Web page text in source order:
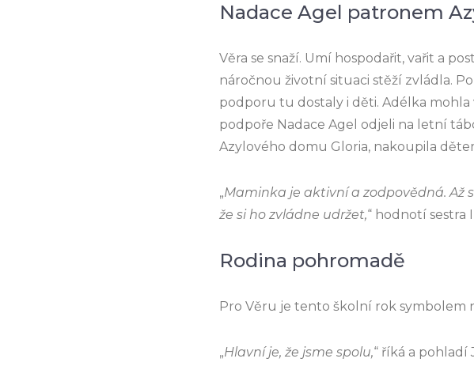
Nadace Agel patronem
Věra se snaží. Umí hospodařit, vařit a
náročnou životní situaci stěží zvládla.
podporu tu dostaly i děti. Adélka
podpoře Nadace Agel odjeli na letní
Azylového domu Gloria, nakoupila
„Maminka je aktivní a zodpovědná. Až
že si ho zvládne udržet,“ hodnotí sestra
Rodina pohromadě
Pro Věru je tento školní rok symbolem
„Hlavní je, že jsme spolu,“ říká a pohladí